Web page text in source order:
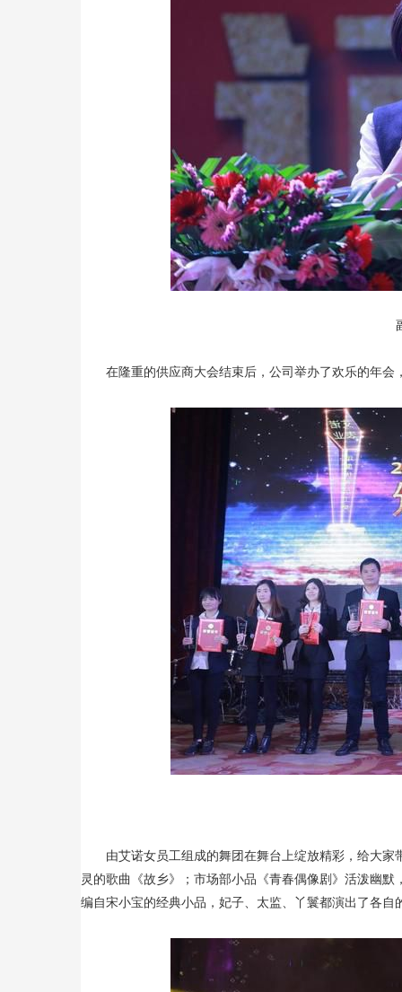
在隆重的供应商大会结束后，公司举办了欢乐的年
由艾诺女员工组成的舞团在舞台上绽放精彩，给大
灵的歌曲《故乡》；市场部小品《青春偶像剧》活泼幽
编自宋小宝的经典小品，妃子、太监、丫鬟都演出了各